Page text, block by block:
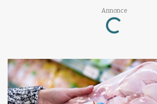
Annonce
Loading...